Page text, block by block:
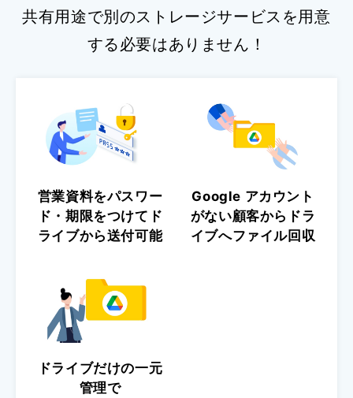
共有用途で別のストレージサービスを用意
する必要はありません！
営業資料をパスワー
ド・期限をつけてド
ライブから送付可能
Google アカウント
がない顧客からドラ
イブへファイル回収
ドライブだけの一元
管理で